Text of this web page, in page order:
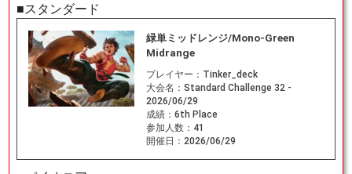
■スタンダード
緑単ミッドレンジ/Mono-Green
Midrange
プレイヤー： Tinker_deck
大会名： Standard Challenge 32 -
2026/06/29
成績： 6th Place
参加人数： 41
開催日： 2026/06/29